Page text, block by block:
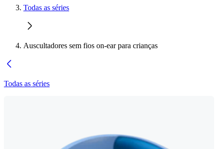
Todas as séries
Auscultadores sem fios on-ear para crianças
Todas as séries